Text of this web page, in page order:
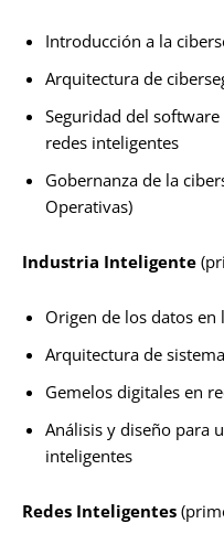
Introducción a la
Arquitectura de
Seguridad del
redes inteligentes
Gobernanza de la
Operativas)
Industria Inteligente
Origen de los datos en
Arquitectura de
Gemelos digitales en
Análisis y diseño para
inteligentes
Redes Inteligentes